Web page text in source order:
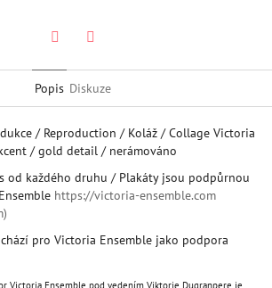
Popis Diskuze
/ Reproduction / Koláž / Collage Victoria
/ gold detail / nerámováno
od každého druhu / Plakáty jsou podpůrnou
https://victoria-ensemble.com
pro Victoria Ensemble jako podpora
Victoria Ensemble pod vedením Viktorie Dugranpere je